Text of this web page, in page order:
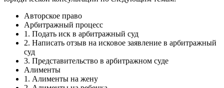
Авторское право
Арбитражный процесс
1. Подать иск в арбитражный суд
2. Написать отзыв на исковое заявление в арбитражный
суд
3. Представительство в арбитражном суде
Алименты
1. Алименты на жену